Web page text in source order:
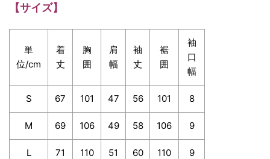
【サイズ】
単
位/cm
着
丈
胸
囲
肩
幅
袖
丈
裾
囲
袖
口
幅
S 67 101 47 56 101 8
M 69 106 49 58 106 9
L 71 110 51 60 110 9